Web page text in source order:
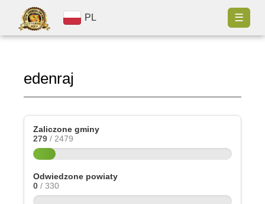
PL ☰
edenraj
Zaliczone gminy
279 / 2479
Odwiedzone powiaty
0 / 330